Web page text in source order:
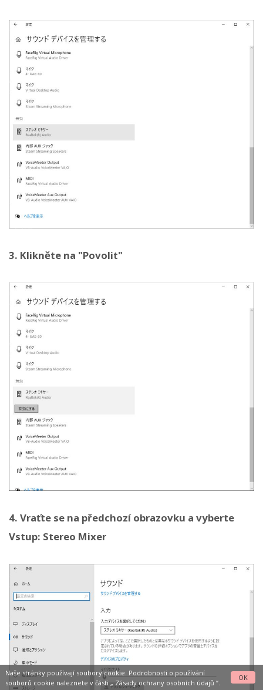
3. Klikněte na "Povolit"
4. Vraťte se na předchozí obrazovku a vyberte
Vstup: Stereo Mixer
Naše stránky používají soubory cookie. Podrobnosti o používání
souborů cookie naleznete v části „ Zásady ochrany osobních údajů “.
OK